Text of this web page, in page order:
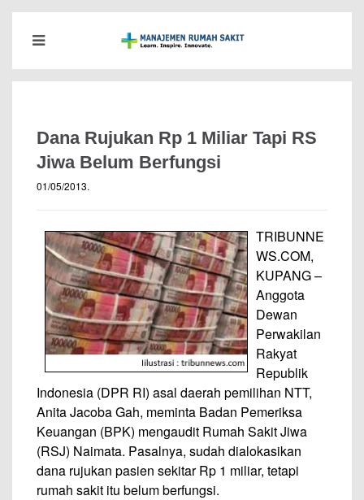
Dana Rujukan Rp 1 Miliar Tapi RS
Jiwa Belum Berfungsi
01/05/2013.
TRIBUNNE
WS.COM,
KUPANG –
Anggota
Dewan
Perwakilan
Rakyat
Republik
Indonesia (DPR RI) asal daerah pemilihan NTT,
Anita Jacoba Gah, meminta Badan Pemeriksa
Keuangan (BPK) mengaudit Rumah Sakit Jiwa
(RSJ) Naimata. Pasalnya, sudah dialokasikan
dana rujukan pasien sekitar Rp 1 miliar, tetapi
rumah sakit itu belum berfungsi.